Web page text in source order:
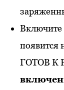
Включите
ГОТОВ К